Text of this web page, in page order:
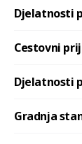
Djelatnosti
Cestovni
Djelatnosti
Gradnja